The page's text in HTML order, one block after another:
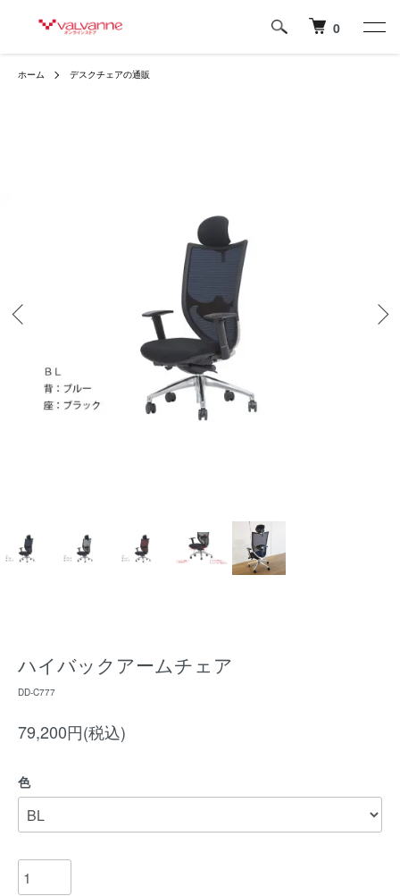
0
ホーム デスクチェアの通販
ハイバックアームチェア
DD-C777
79,200円(税込)
色